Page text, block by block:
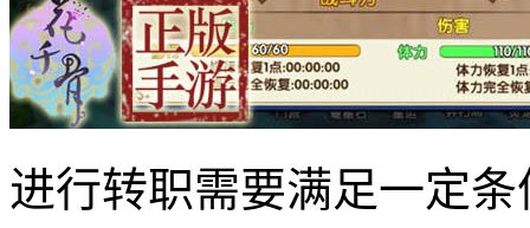
进行转职需要满足一定